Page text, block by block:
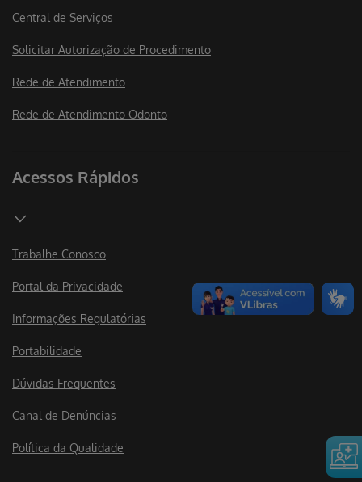
Central de Serviços
Solicitar Autorização de Procedimento
Rede de Atendimento
Rede de Atendimento Odonto
Acessos Rápidos
Trabalhe Conosco
Portal da Privacidade
Informações Regulatórias
Portabilidade
Dúvidas Frequentes
Canal de Denúncias
Política da Qualidade